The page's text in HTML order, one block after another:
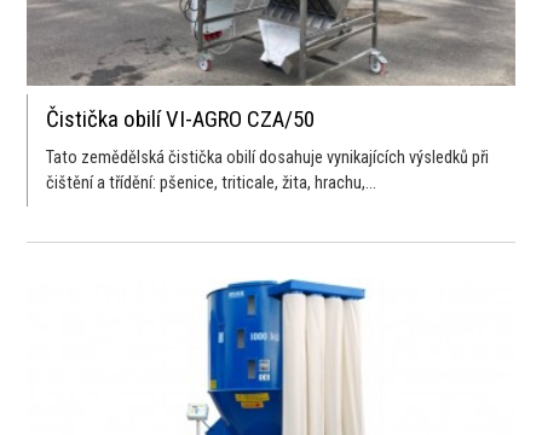
Čistička obilí VI-AGRO CZA/50
Tato zemědělská čistička obilí dosahuje vynikajících výsledků při
čištění a třídění: pšenice, triticale, žita, hrachu,...